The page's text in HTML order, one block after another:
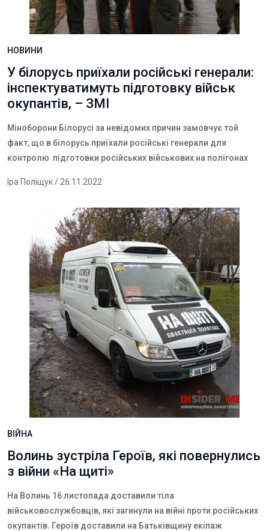
НОВИНИ
У білорусь приїхали російські генерали:
інспектуватимуть підготовку військ
окупантів, – ЗМІ
Міноборони Білорусі за невідомих причин замовчує той
факт, що в білорусь приїхали російські генерали для
контролю підготовки російських військових на полігонах
Іра Поліщук/ 26.11.2022
ВІЙНА
Волинь зустріла Героїв, які повернулись
з війни «На щиті»
На Волинь 16 листопада доставили тіла
військовослужбовців, які загинули на війні проти російських
окупантів. Героїв доставили на Батьківщину екіпаж